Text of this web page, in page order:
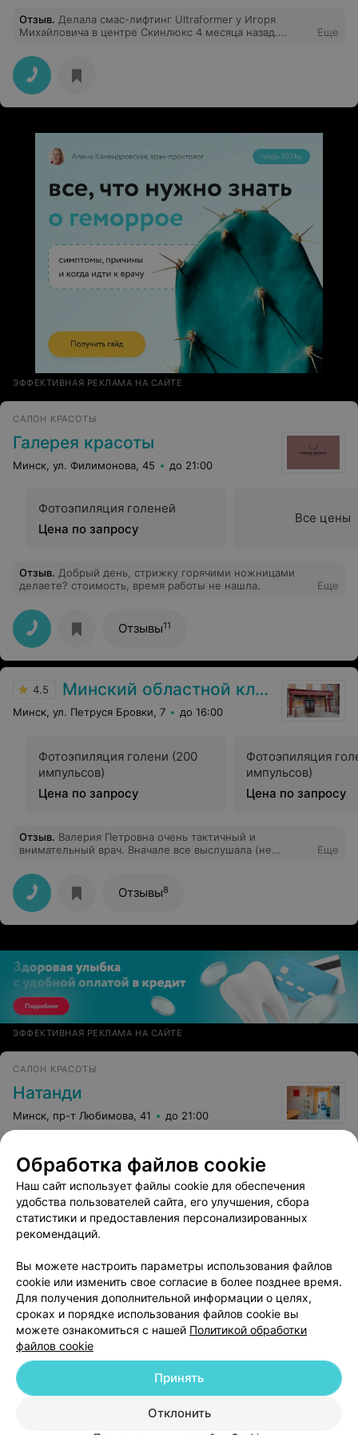
Отзыв. Делала смас-лифтинг Ultraformer у Игоря
Михайловича в центре Скинлюкс 4 месяца назад.
подтянулся овал, ушел второй подбородок. Стала
выглядеть гораздо свежее, моложе, ярче. Как и все,
естественно, сразу сомневалась в процедуре,
начитавшись всякого в интернете. Но доктор все
спокойно и терпеливо объяснил мне лично. А еще
этой процедуры, поэтому все опасения развеялись.
Процедура прошла комфортно. Эффект я увидела уже
через месяц. Также стала получать больше
результат благодаря золотым рукам Игоря
Михайловича! На операцию только к Вам. Всем
рекомендую..
Еще
ЭФФЕКТИВНАЯ РЕКЛАМА НА САЙТЕ
САЛОН КРАСОТЫ
Галерея красоты
Минск, ул. Филимонова, 45 до 21:00
Фотоэпиляция голеней
Цена по запросу
Все цены
Отзыв. Добрый день, стрижку горячими ножницами
делаете? стоимость, время работы не нашла.
Еще
Отзывы11
4.5 Минский областной клинический центр дерматовенерологии и косметологии
Минск, ул. Петруся Бровки, 7 до 16:00
Фотоэпиляция голени (200
импульсов)
Цена по запросу
Фотоэпиляция
импульсов)
Цена по запросу
Отзыв. Валерия Петровна очень тактичный и
внимательный врач. Вначале все выслушала (не
анализы, дала рекомендации, назначила лечение.
Посещением осталась очень довольна. Посещала в
Лодэ
Еще
Отзывы8
ЭФФЕКТИВНАЯ РЕКЛАМА НА САЙТЕ
САЛОН КРАСОТЫ
Натанди
Минск, пр-т Любимова, 41 до 21:00
Фотоэпиляция голеней
Цена по запросу
Отзыв . Здравствуйте ,подскажите сколько будет
стоить проколоть в одном ухе на мочке две дырки и
Отзывы
Добавить компанию
Обработка файлов cookie
Наш сайт использует файлы cookie для обеспечения
удобства пользователей сайта, его улучшения, сбора
статистики и предоставления персонализированных
рекомендаций.
Вы можете настроить параметры использования файлов
cookie или изменить свое согласие в более позднее время.
Для получения дополнительной информации о целях,
сроках и порядке использования файлов cookie вы
можете ознакомиться с нашей Политикой обработки
файлов cookie
Отклонить
Принять